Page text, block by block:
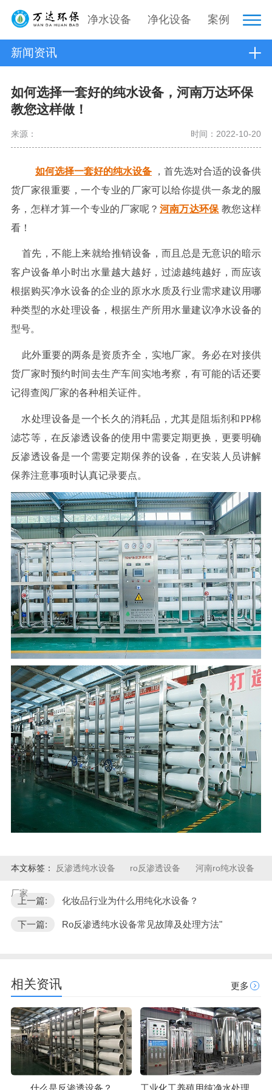
净水设备 净化设备 案例
新闻资讯
如何选择一套好的纯水设备，河南万达环保
教您这样做！
来源： 时间：2022-10-20
如何选择一套好的纯水设备
，首先选对合适的设备供
货厂家很重要，一个专业的厂家可以给你提供一条龙的服
务，怎样才算一个专业的厂家呢？ 河南万达环保 教您这样
看！
首先，不能上来就给推销设备，而且总是无意识的暗示
客户设备单小时出水量越大越好，过滤越纯越好，而应该
根据购买净水设备的企业的原水水质及行业需求建议用哪
种类型的水处理设备，根据生产所用水量建议净水设备的
型号。
此外重要的两条是资质齐全，实地厂家。务必在对接供
货厂家时预约时间去生产车间实地考察，有可能的话还要
记得查阅厂家的各种相关证件。
水处理设备是一个长久的消耗品，尤其是阻垢剂和PP棉
滤芯等，在反渗透设备的使用中需要定期更换，更要明确
反渗透设备是一个需要定期保养的设备，在安装人员讲解
保养注意事项时认真记录要点。
本文标签： 反渗透纯水设备 ro反渗透设备 河南ro纯水设备
厂家
上一篇: 化妆品行业为什么用纯化水设备？
下一篇: Ro反渗透纯水设备常见故障及处理方法"
相关资讯 更多
什么是反渗透设备？